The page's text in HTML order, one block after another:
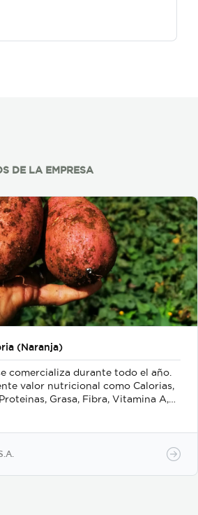
DE LA EMPRESA
(Naranja)
comercializa durante todo el año.
valor nutricional como Calorias,
Grasa, Fibra, Vitamina A,
metabpolico, fortalece la
las células oculares, mejora
previene enfermedades